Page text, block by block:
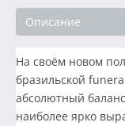
Описание
На своём новом
бразильской
абсолютный
наиболее ярко